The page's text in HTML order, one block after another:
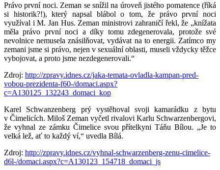
Právo první noci. Zeman se snížil na úroveň jistého pomatence (říká
si historik?!), který napsal blábol o tom, že právo první noci
využíval i M. Jan Hus. Zeman ministrovi zahraničí řekl, že „knížata
měla právo první noci a díky tomu zdegenerovala, protože své
nevolnice nemusela znásilňovat, vydávat na to energii. Zatímco my
zemani jsme si právo, nejen v sexuální oblasti, museli vždycky těžce
vybojovat, a proto jsme nezdegenerovali.“
Zdroj: http://zpravy.idnes.cz/jaka-temata-ovladla-kampan-pred-
vobou-prezidenta-f60-/domaci.aspx?
c=A130125_132243_domaci_kop
Karel Schwanzenberg prý vystěhoval svoji kamarádku z bytu
v Čimelicích. Miloš Zeman vyčetl rivalovi Karlu Schwarzenbergovi,
že vyhnal ze zámku Čimelice svou přítelkyni Táňu Bílou. „Je to
velká lež, ať to každý ví,“ uvedla Bílá.
Zdroj: http://zpravy.idnes.cz/vyhnal-schwarzenberg-zenu-cimelice-
d6l-/domaci.aspx?c=A130123_154718_domaci_js